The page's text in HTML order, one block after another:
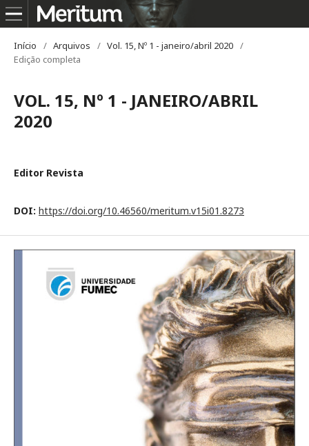
Início / Arquivos / Vol. 15, Nº 1 - janeiro/abril 2020 /
Edição completa
VOL. 15, Nº 1 - JANEIRO/ABRIL
2020
Editor Revista
DOI: https://doi.org/10.46560/meritum.v15i01.8273